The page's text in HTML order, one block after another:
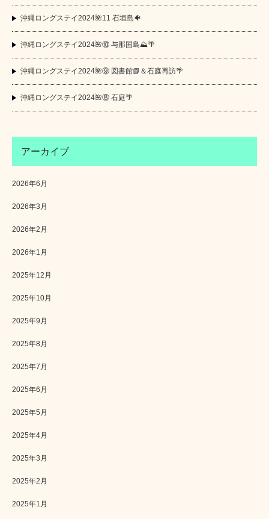
沖縄ロングステイ2024🌺11 石垣島🐠
沖縄ロングステイ2024🌺⑩ 与那国島⛰️🌴
沖縄ロングステイ2024🌺⑨ 図書館📗＆石庭再訪🌴
沖縄ロングステイ2024🌺⑧ 石庭🌴
アーカイブ
2026年6月
2026年3月
2026年2月
2026年1月
2025年12月
2025年10月
2025年9月
2025年8月
2025年7月
2025年6月
2025年5月
2025年4月
2025年3月
2025年2月
2025年1月